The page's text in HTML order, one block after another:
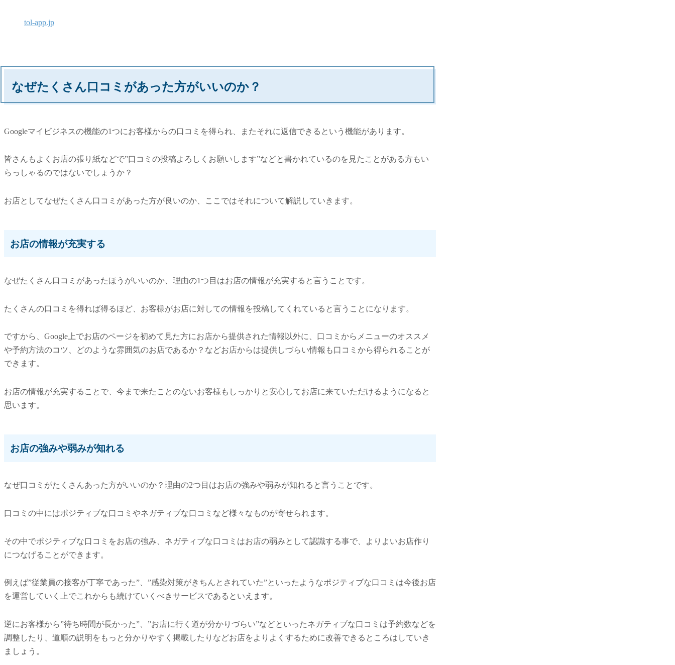
tol-app.jp
なぜたくさん口コミがあった方がいいのか？
Googleマイビジネスの機能の1つにお客様からの口コミを得られ、またそれに返信できるという機能があります。
皆さんもよくお店の張り紙などで”口コミの投稿よろしくお願いします”などと書かれているのを見たことがある方もい
らっしゃるのではないでしょうか？
お店としてなぜたくさん口コミがあった方が良いのか、ここではそれについて解説していきます。
お店の情報が充実する
なぜたくさん口コミがあったほうがいいのか、理由の1つ目はお店の情報が充実する と言うことです。
たくさんの口コミを得れば得るほど、お客様がお店に対しての情報を投稿してくれていると言うことになります。
ですから、Google上でお店のページを初めて見た方にお店から提供された情報以外に、口コミからメニューのオススメ
や予約方法のコツ、どのような雰囲気のお店であるか？などお店からは提供しづらい情報も口コミから得られることが
できます。
お店の情報が充実することで、今まで来たことのないお客様もしっかりと安心してお店に来ていただけるようになると
思います。
お店の強みや弱みが知れる
なぜ口コミがたくさんあった方がいいのか？理由の2つ目はお店の強みや弱みが知れる と言うことです。
口コミの中にはポジティブな口コミやネガティブな口コミなど様々なものが寄せられます。
その中でポジティブな口コミをお店の強み、ネガティブな口コミはお店の弱みとして認識する事で、よりよいお店作り
につなげることができます。
例えば”従業員の接客が丁寧であった”、”感染対策がきちんとされていた”といったようなポジティブな口コミは今後お店
を運営していく上でこれからも続けていくべきサービスであるといえます。
逆にお客様から”待ち時間が長かった”、”お店に行く道が分かりづらい”などといったネガティブな口コミは予約数などを
調整したり、道順の説明をもっと分かりやすく掲載したりなどお店をよりよくするために改善できるところはしていき
ましょう。